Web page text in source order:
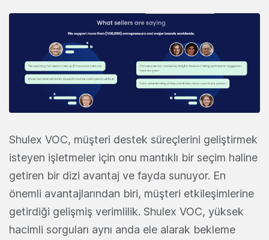
Shulex VOC, müşteri destek süreçlerini geliştirmek
isteyen işletmeler için onu mantıklı bir seçim haline
getiren bir dizi avantaj ve fayda sunuyor. En
önemli avantajlarından biri, müşteri etkileşimlerine
getirdiği gelişmiş verimlilik. Shulex VOC, yüksek
hacimli sorguları aynı anda ele alarak bekleme